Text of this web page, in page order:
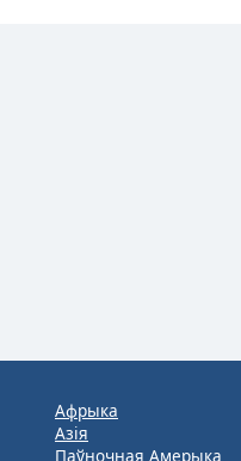
Афрыка
Азія
Паўночная Амерыка